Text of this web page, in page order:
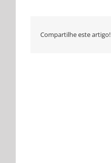
Compartilhe este artigo!